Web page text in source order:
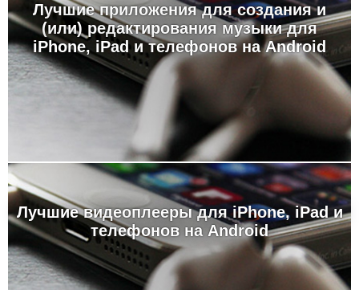
Лучшие приложения для создания и
(или) редактирования музыки для
iPhone, iPad и телефонов на Android
Лучшие видеоплееры для iPhone, iPad и
телефонов на Android